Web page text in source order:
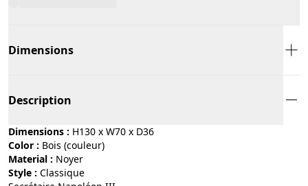
Dimensions
Description
Dimensions : H130 x W70 x D36
Color :
bois (couleur)
Material :
noyer
Style :
classique